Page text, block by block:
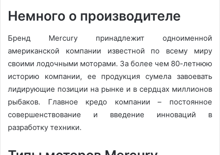
Немного о производителе
Бренд Mercury принадлежит одноименной
американской компании известной по всему миру
своими лодочными моторами. За более чем 80-летнюю
историю компании, ее продукция сумела завоевать
лидирующие позиции на рынке и в сердцах миллионов
рыбаков. Главное кредо компании – постоянное
совершенствование и введение инноваций в
разработку техники.